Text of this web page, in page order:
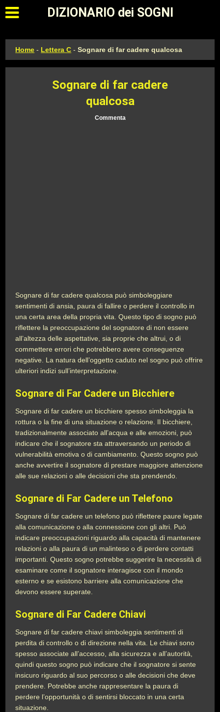
Apri il menu principale
DIZIONARIO dei SOGNI
Home - Lettera C -Sognare di far cadere qualcosa
Sognare di far cadere
qualcosa
Commenta
Sognare di far cadere qualcosa può simboleggiare
sentimenti di ansia, paura di fallire o perdere il controllo in
una certa area della propria vita. Questo tipo di sogno può
riflettere la preoccupazione del sognatore di non essere
all’altezza delle aspettative, sia proprie che altrui, o di
commettere errori che potrebbero avere conseguenze
negative. La natura dell’oggetto caduto nel sogno può offrire
ulteriori indizi sull’interpretazione.
Sognare di Far Cadere un Bicchiere
Sognare di far cadere un bicchiere spesso simboleggia la
rottura o la fine di una situazione o relazione. Il bicchiere,
tradizionalmente associato all’acqua e alle emozioni, può
indicare che il sognatore sta attraversando un periodo di
vulnerabilità emotiva o di cambiamento. Questo sogno può
anche avvertire il sognatore di prestare maggiore attenzione
alle sue relazioni o alle decisioni che sta prendendo.
Sognare di Far Cadere un Telefono
Sognare di far cadere un telefono può riflettere paure legate
alla comunicazione o alla connessione con gli altri. Può
indicare preoccupazioni riguardo alla capacità di mantenere
relazioni o alla paura di un malinteso o di perdere contatti
importanti. Questo sogno potrebbe suggerire la necessità di
esaminare come il sognatore interagisce con il mondo
esterno e se esistono barriere alla comunicazione che
devono essere superate.
Sognare di Far Cadere Chiavi
Sognare di far cadere chiavi simboleggia sentimenti di
perdita di controllo o di direzione nella vita. Le chiavi sono
spesso associate all’accesso, alla sicurezza e all’autorità,
quindi questo sogno può indicare che il sognatore si sente
insicuro riguardo al suo percorso o alle decisioni che deve
prendere. Potrebbe anche rappresentare la paura di
perdere l’opportunità o di sentirsi bloccato in una certa
situazione.